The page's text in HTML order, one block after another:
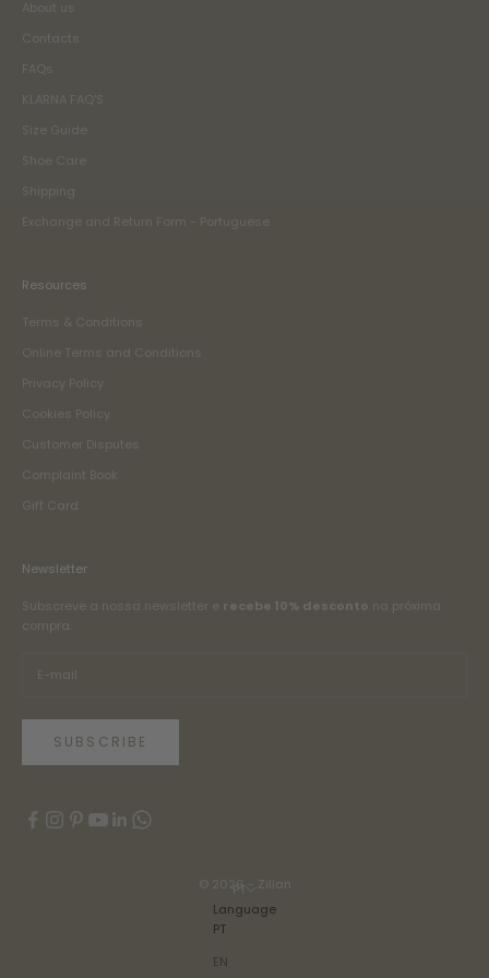
About us
Contacts
FAQs
KLARNA FAQ'S
Size Guide
Shoe Care
Shipping
Exchange and Return Form - Portuguese
Resources
Terms & Conditions
Online Terms and Conditions
Privacy Policy
Cookies Policy
Customer Disputes
Complaint Book
Gift Card
Newsletter
Subscreve a nossa newsletter e recebe 10% desconto na próxima
compra.
SUBSCRIBE
PT
Language
PT
EN
© 2026 - Zilian